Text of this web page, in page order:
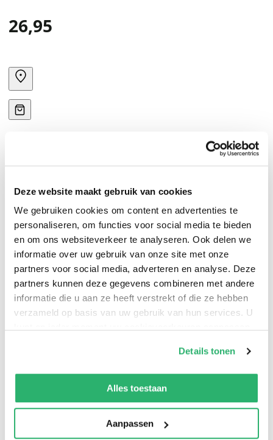
Deze website maakt gebruik van cookies
We gebruiken cookies om content en advertenties te
personaliseren, om functies voor social media te bieden
en om ons websiteverkeer te analyseren. Ook delen we
informatie over uw gebruik van onze site met onze
partners voor social media, adverteren en analyse. Deze
partners kunnen deze gegevens combineren met andere
informatie die u aan ze heeft verstrekt of die ze hebben
verzameld op basis van uw gebruik van hun services. U
kunnen ontvangen en verwerken.
Details tonen
Alles toestaan
Aanpassen
26,95